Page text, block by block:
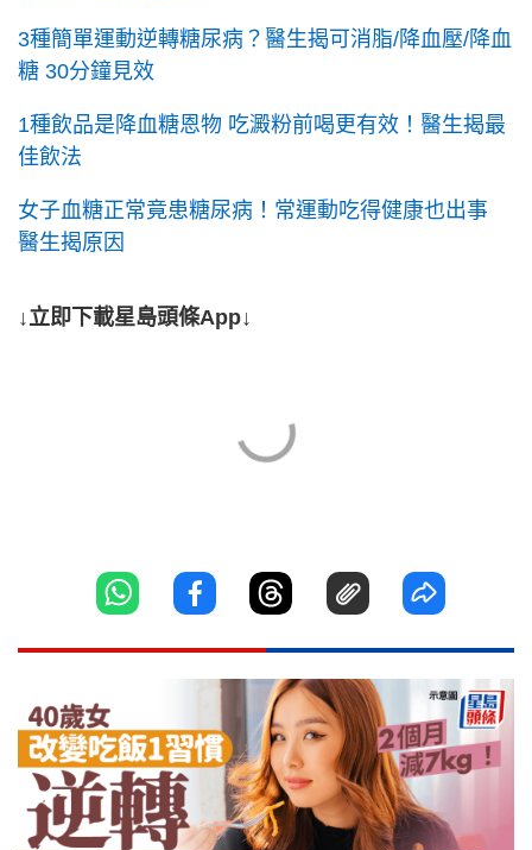
3種簡單運動逆轉糖尿病？醫生揭可消脂/降血壓/降血
糖 30分鐘見效
1種飲品是降血糖恩物 吃澱粉前喝更有效！醫生揭最
佳飲法
女子血糖正常竟患糖尿病！常運動吃得健康也出事
醫生揭原因
↓立即下載星島頭條App↓